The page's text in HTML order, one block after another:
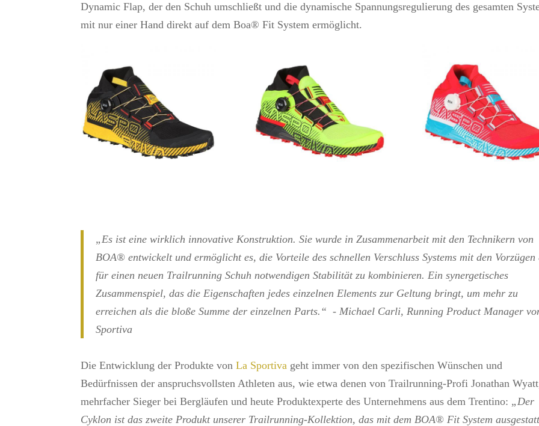
Dynamic Flap, der den Schuh umschließt und die dynamische Spannungsregulierung des gesamten
mit nur einer Hand direkt auf dem Boa® Fit System ermöglicht.
„Es ist eine wirklich innovative Konstruktion.Sie wurde in Zusammenarbeit mit den Technikern von
BOA® entwickelt und ermöglicht es, die Vorteile des schnellen Verschluss Systems mit den Vorzügen
für einen neuen Trailrunning Schuh notwendigen Stabilität zu kombinieren. Ein synergetisches
Zusammenspiel, das die Eigenschaften jedes einzelnen Elements zur Geltung bringt, um mehr zu
erreichen als die bloße Summe der einzelnen Parts.“ - Michael Carli, Running Product Manager
Sportiva
Die Entwicklung der Produkte vonLa Sportiva geht immer von den spezifischen Wünschen und
Bedürfnissen der anspruchsvollsten Athleten aus, wie etwa denen von Trailrunning-Profi Jonathan
mehrfacher Sieger bei Bergläufen und heute Produktexperte des Unternehmens aus dem Trentino: „Der
Cyklon ist das zweite Produkt unserer Trailrunning-Kollektion, das mit dem BOA® Fit System